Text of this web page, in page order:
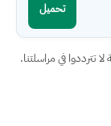
تحميل
في مراسلتنا.